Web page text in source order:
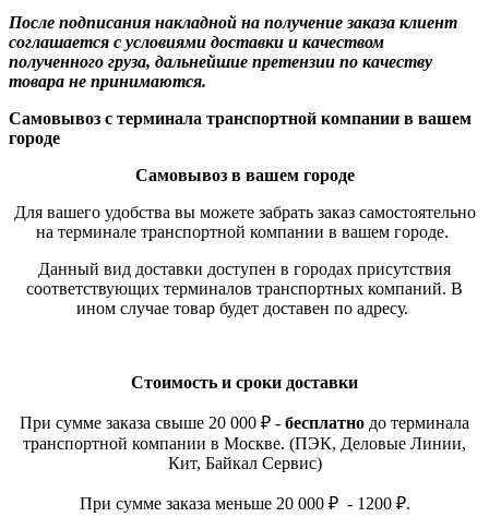
После подписания накладной на получение заказа клиент
соглашается с условиями доставки и качеством
полученного груза, дальнейшие претензии по качеству
товара не принимаются.
Самовывоз с терминала транспортной компании в вашем
городе
Самовывоз в вашем городе
Для вашего удобства вы можете забрать заказ самостоятельно
на терминале транспортной компании в вашем городе.
Данный вид доставки доступен в городах присутствия
соответствующих терминалов транспортных компаний. В
ином случае товар будет доставен по адресу.
Стоимость и сроки доставки
При сумме заказа свыше 20 000 ₽ - бесплатно до терминала
транспортной компании в Москве. (ПЭК, Деловые Линии,
Кит, Байкал Сервис)
При сумме заказа меньше 20 000 ₽ - 1200 ₽.